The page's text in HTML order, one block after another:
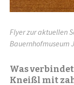
Flyer zur aktuellen
Bauernhofmuseum
Was
Kneißl mit